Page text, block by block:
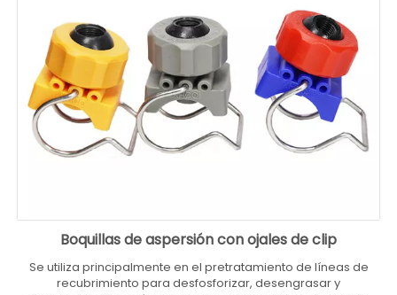
Boquillas de aspersión con ojales de clip
Se utiliza principalmente en el pretratamiento de líneas de
recubrimiento para desfosforizar, desengrasar y